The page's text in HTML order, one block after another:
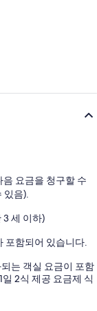
요금을 청구할 수
있음).
3 세 이하)
포함되어 있습니다.
는 객실 요금이 포함
2식 제공 요금제 식